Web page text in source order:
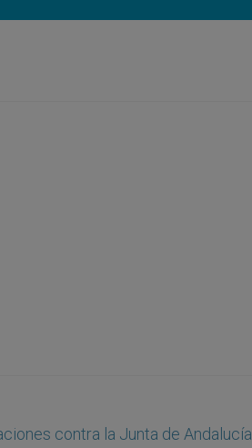
contra la Junta de Andalucía